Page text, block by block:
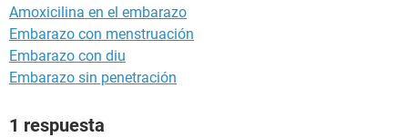
Amoxicilina en el embarazo
Embarazo con menstruación
Embarazo con diu
Embarazo sin penetración
1 respuesta